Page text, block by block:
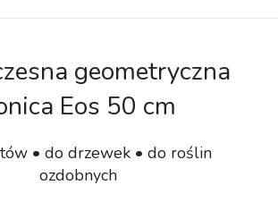
geometryczna
Eos 50 cm
• do drzewek • do roślin
ozdobnych